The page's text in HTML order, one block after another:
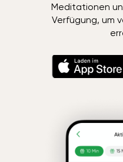
Meditationen
Verfügung, um